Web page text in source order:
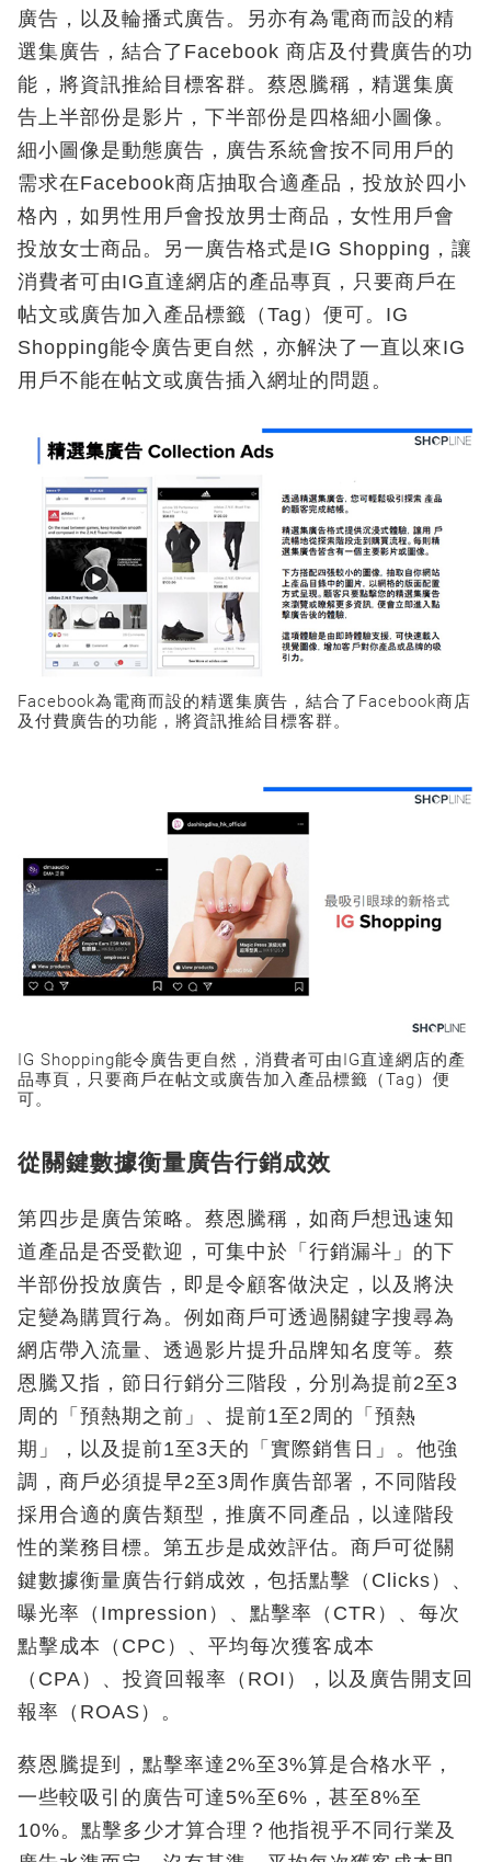
廣告，以及輪播式廣告。另亦有為電商而設的精
選集廣告，結合了Facebook 商店及付費廣告的功
能，將資訊推給目標客群。蔡恩騰稱，精選集廣
告上半部份是影片，下半部份是四格細小圖像。
細小圖像是動態廣告，廣告系統會按不同用戶的
需求在Facebook商店抽取合適產品，投放於四小
格內，如男性用戶會投放男士商品，女性用戶會
投放女士商品。另一廣告格式是IG Shopping，讓
消費者可由IG直達網店的產品專頁，只要商戶在
帖文或廣告加入產品標籤（Tag）便可。IG
Shopping能令廣告更自然，亦解決了一直以來IG
用戶不能在帖文或廣告插入網址的問題。
Facebook為電商而設的精選集廣告，結合了Facebook商店
及付費廣告的功能，將資訊推給目標客群。
IG Shopping能令廣告更自然，消費者可由IG直達網店的產
品專頁，只要商戶在帖文或廣告加入產品標籤（Tag）便
可。
從關鍵數據衡量廣告行銷成效
第四步是廣告策略。蔡恩騰稱，如商戶想迅速知
道產品是否受歡迎，可集中於「行銷漏斗」的下
半部份投放廣告，即是令顧客做決定，以及將決
定變為購買行為。例如商戶可透過關鍵字搜尋為
網店帶入流量、透過影片提升品牌知名度等。蔡
恩騰又指，節日行銷分三階段，分別為提前2至3
周的「預熱期之前」、提前1至2周的「預熱
期」，以及提前1至3天的「實際銷售日」。他強
調，商戶必須提早2至3周作廣告部署，不同階段
採用合適的廣告類型，推廣不同產品，以達階段
性的業務目標。第五步是成效評估。商戶可從關
鍵數據衡量廣告行銷成效，包括點擊（Clicks）、
曝光率（Impression）、點擊率（CTR）、每次
點擊成本（CPC）、平均每次獲客成本
（CPA）、投資回報率（ROI），以及廣告開支回
報率（ROAS）。
蔡恩騰提到，點擊率達2%至3%算是合格水平，
一些較吸引的廣告可達5%至6%，甚至8%至
10%。點擊多少才算合理？他指視乎不同行業及